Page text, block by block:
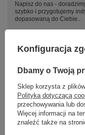
Napisz do nas -
szybko i przygotujemy
dopasowaną do Ciebie..
Napisz swoją
Konfiguracja
Dbamy o Twoją
Sklep korzysta z
Polityką dotyczącą
przechowywania lub
Więcej informacji na
znaleźć także na